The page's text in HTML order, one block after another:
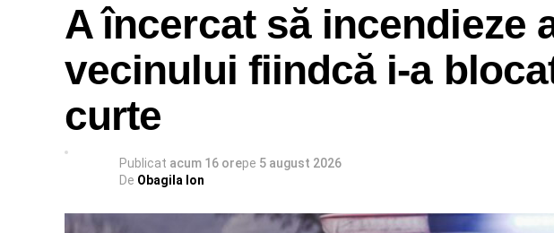
A încercat să incendieze
vecinului fiindcă i-a
curte
Publicat acum 16 orepe 5 august 2026
De Obagila Ion